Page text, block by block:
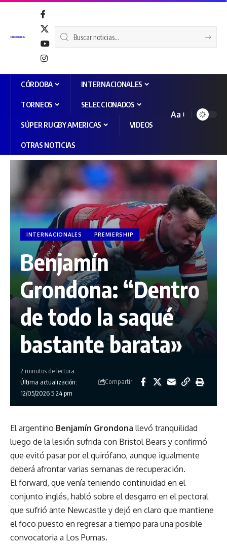
CÓRDOBA INTERNACIONALES
TORNEOS SELECCIONADOS
SÚPER RUGBY AMERICAS VIDEOS
OTRAS NOTICIAS
Aa
INTERNACIONALES PREMIERSHIP
Benjamín
Grondona: “Dentro
de todo la saqué
bastante barata»
Última actualización:
12/05/2026 5:24 pm
2 minutos de lectura
Compartir
El argentino Benjamín Grondona llevó tranquilidad
luego de la lesión sufrida con Bristol Bears y confirmó
que evitó pasar por el quirófano, aunque igualmente
deberá afrontar varias semanas de recuperación.
El forward, que venía teniendo continuidad en el
conjunto inglés, habló sobre el desgarro en el pectoral
que sufrió ante Newcastle y dejó en claro que mantiene
el foco puesto en regresar a tiempo para una posible
convocatoria a Los Pumas.